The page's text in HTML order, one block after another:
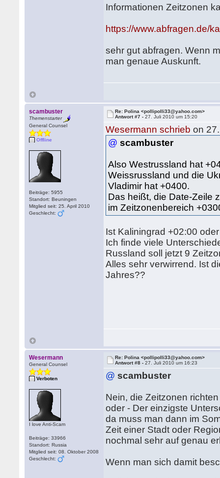
Informationen Zeitzonen
https://www.abfragen.de/
sehr gut abfragen. Wenn
man genaue Auskunft.
scambuster
Themenstarter
General Counsel
Offline
Beiträge: 5955
Standort: Beuningen
Mitglied seit: 25. April 2010
Geschlecht:
Re: Polina <pollipolli33@yahoo.com>
Antwort #7 -27. Juli 2010 um 15:20
Wesermann schrieb on
@ scambuster
Also Westrussland hat
Weissrussland und die
Vladimir hat +0400.
Das heißt, die Date-Zeile
im Zeitzonenbereich
Ist Kaliningrad +02:00
Ich finde viele
Russland soll jetzt 9
Alles sehr verwirrend. Ist
Jahres??
Wesermann
General Counsel
Verboten
I love Anti-Scam
Beiträge: 33966
Standort: Russia
Mitglied seit: 08. Oktober 2008
Geschlecht:
Re: Polina <pollipolli33@yahoo.com>
Antwort #8 -27. Juli 2010 um 16:23
@ scambuster
Nein, die Zeitzonen
oder - Der einzigste
da muss man dann im
Zeit einer Stadt oder
nochmal sehr auf genau
Wenn man sich damit